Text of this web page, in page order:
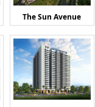
The Sun Avenue